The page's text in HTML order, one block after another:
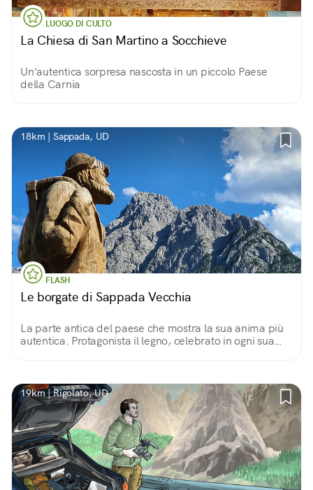
LUOGO DI CULTO
La Chiesa di San Martino a Socchieve
Un'autentica sorpresa nascosta in un piccolo Paese
della Carnia
18km | Sappada, UD
FLASH
Le borgate di Sappada Vecchia
La parte antica del paese che mostra la sua anima più
autentica. Protagonista il legno, celebrato in ogni sua
19km | Rigolato, UD